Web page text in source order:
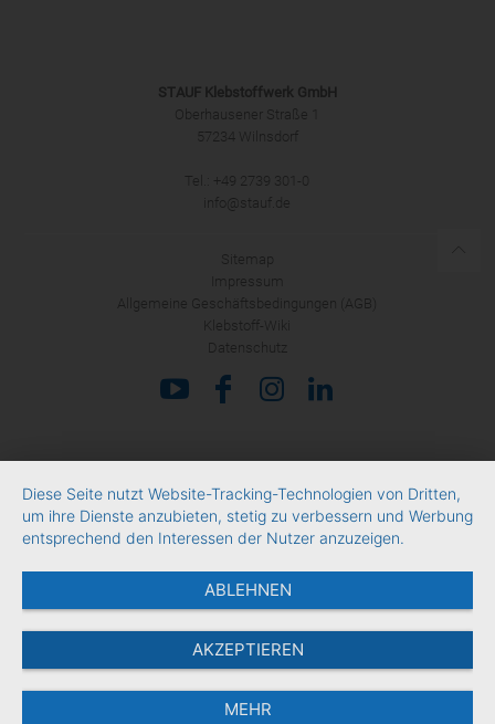
STAUF Klebstoffwerk GmbH
Oberhausener Straße 1
57234 Wilnsdorf
Tel.: +49 2739 301-0
info@stauf.de
Sitemap
Impressum
Allgemeine Geschäftsbedingungen (AGB)
Klebstoff-Wiki
Datenschutz
Diese Seite nutzt Website-Tracking-Technologien von Dritten,
um ihre Dienste anzubieten, stetig zu verbessern und Werbung
entsprechend den Interessen der Nutzer anzuzeigen.
ABLEHNEN
AKZEPTIEREN
MEHR